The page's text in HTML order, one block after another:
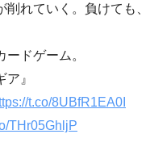
削れていく。負けても
ドゲーム。
ア』
t.co/8UBfR1EA0I
THr05GhljP